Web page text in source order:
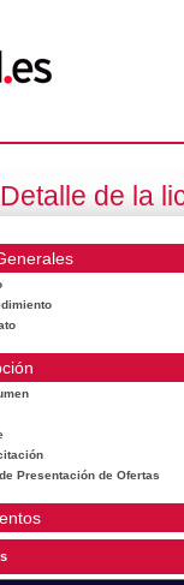
Detalle de la
Presentación de Ofertas